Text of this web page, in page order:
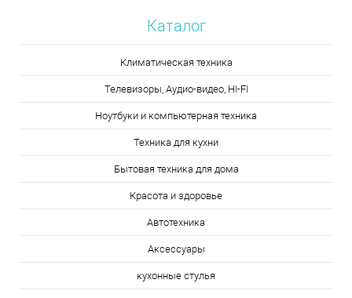
Каталог
Климатическая техника
Телевизоры, Аудио-видео, HI-FI
Ноутбуки и компьютерная техника
Техника для кухни
Бытовая техника для дома
Красота и здоровье
Автотехника
Аксессуары
кухонные стулья